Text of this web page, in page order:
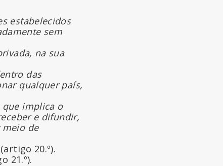
estabelecidos
sem
na sua
das
qualquer país,
que implica o
e difundir,
de
(artigo 20.º).
21.º).